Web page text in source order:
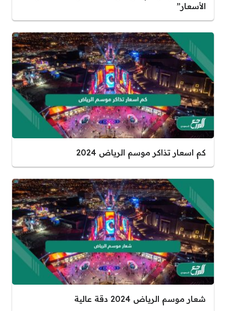
الأسعار”
كم اسعار تذاكر موسم الرياض 2024
شعار موسم الرياض 2024 دقة عالية